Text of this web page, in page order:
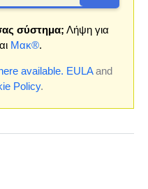
σύστημα; Λήψη για
Μακ®.
available. EULAand
Policy.